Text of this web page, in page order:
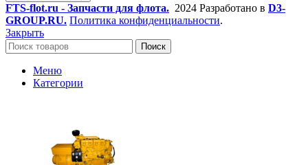
FTS-flot.ru - Запчасти для флота. 2024 Разработано в D3-
GROUP.RU. Политика конфиденциальности.
Закрыть
Поиск
Меню
Категории